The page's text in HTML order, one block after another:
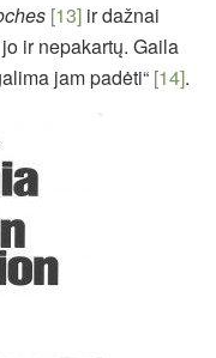
[13] ir dažnai
ir nepakartų. Gaila
jam padėti“ [14].